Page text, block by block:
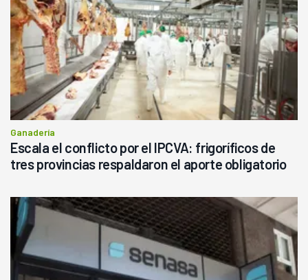
Ganadería
Escala el conflicto por el IPCVA: frigoríficos de
tres provincias respaldaron el aporte obligatorio